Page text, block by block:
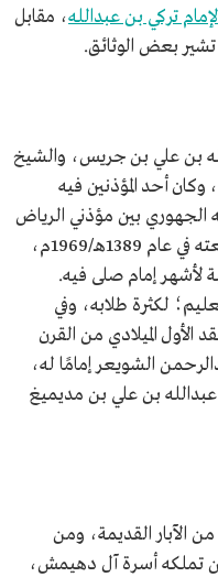
تركي بن عبدالله، مقابل
بن علي بن جريس، والشيخ
أحد المؤذنين فيه
بين مؤذني الرياض
آنذاك.بني المسجد من الحجر عند توسعته في عام 1389هـ/1969م،
إمام صلى فيه.
لكثرة طلابه، وفي
الأول الميلادي من القرن
الشويعر إمامًا له،
بن علي بن مديميغ
الآبار القديمة، ومن
تملكه أسرة آل دهيمش،